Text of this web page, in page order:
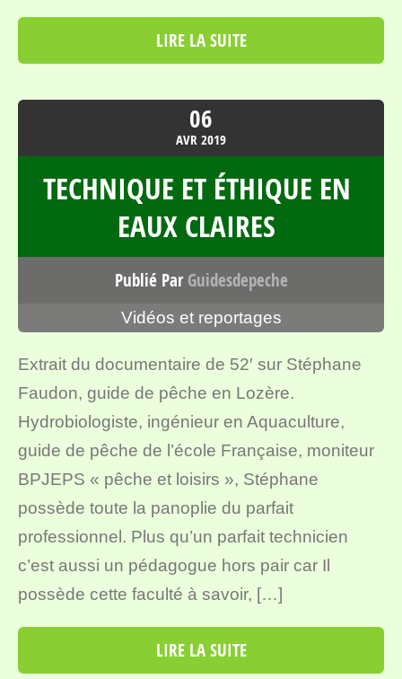
LIRE LA SUITE
06
AVR2019
TECHNIQUE ET ÉTHIQUE EN
EAUX CLAIRES
Publié ParGuidesdepeche
Vidéos et reportages
Extrait du documentaire de 52′ sur Stéphane
Faudon, guide de pêche en Lozère.
Hydrobiologiste, ingénieur en Aquaculture,
guide de pêche de l’école Française, moniteur
BPJEPS « pêche et loisirs », Stéphane
possède toute la panoplie du parfait
professionnel. Plus qu’un parfait technicien
c’est aussi un pédagogue hors pair car Il
possède cette faculté à savoir, […]
LIRE LA SUITE